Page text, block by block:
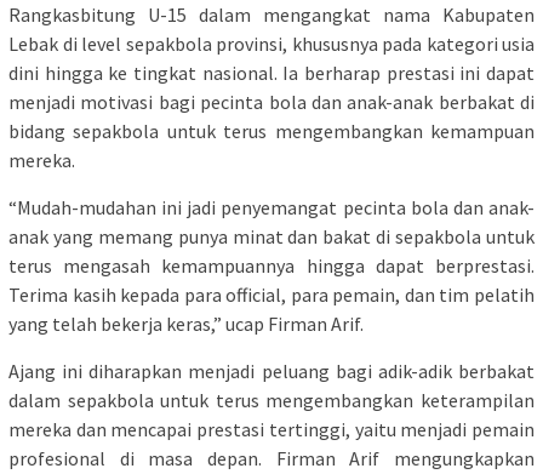
Rangkasbitung U-15 dalam mengangkat nama Kabupaten
Lebak di level sepakbola provinsi, khususnya pada kategori usia
dini hingga ke tingkat nasional. Ia berharap prestasi ini dapat
menjadi motivasi bagi pecinta bola dan anak-anak berbakat di
bidang sepakbola untuk terus mengembangkan kemampuan
mereka.
“Mudah-mudahan ini jadi penyemangat pecinta bola dan anak-
anak yang memang punya minat dan bakat di sepakbola untuk
terus mengasah kemampuannya hingga dapat berprestasi.
Terima kasih kepada para official, para pemain, dan tim pelatih
yang telah bekerja keras,” ucap Firman Arif.
Ajang ini diharapkan menjadi peluang bagi adik-adik berbakat
dalam sepakbola untuk terus mengembangkan keterampilan
mereka dan mencapai prestasi tertinggi, yaitu menjadi pemain
profesional di masa depan. Firman Arif mengungkapkan